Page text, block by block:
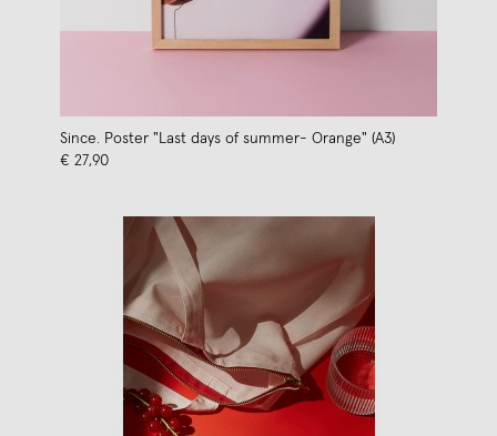
Since. Poster "Last days of summer- Orange" (A3)
€ 27,90